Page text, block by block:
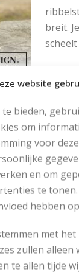
website
bieden,
om
voor
en om
te
hebben
met
zullen
te allen tijde
breit.
Om
haken
, kun je dit ook
en halve
bloemen
150 gr